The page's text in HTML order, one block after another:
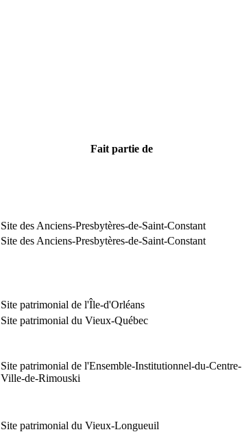
Fait partie de
Site des Anciens-Presbytères-de-Saint-Constant
Site des Anciens-Presbytères-de-Saint-Constant
Site patrimonial de l'Île-d'Orléans
Site patrimonial du Vieux-Québec
Site patrimonial de l'Ensemble-Institutionnel-du-Centre-
Ville-de-Rimouski
Site patrimonial du Vieux-Longueuil